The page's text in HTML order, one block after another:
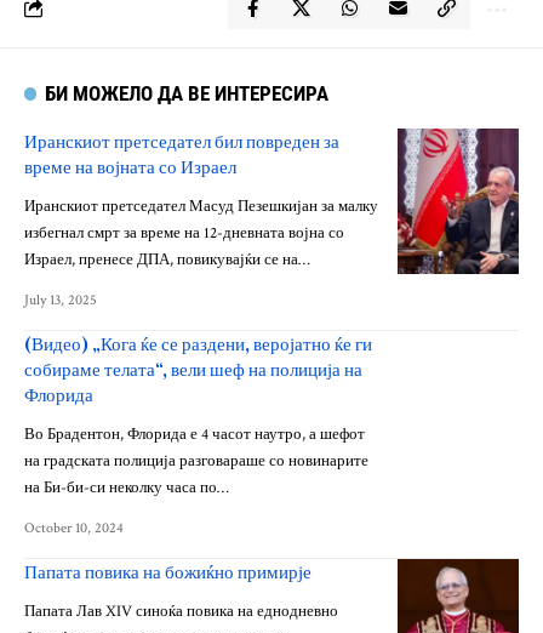
БИ МОЖЕЛО ДА ВЕ ИНТЕРЕСИРА
Иранскиот претседател бил повреден за
време на војната со Израел
Иранскиот претседател Масуд Пезешкијан за малку
избегнал смрт за време на 12-дневната војна со
Израел, пренесе ДПА, повикувајќи се на…
July 13, 2025
(Видео) „Кога ќе се раздени, веројатно ќе ги
собираме телата“, вели шеф на полиција на
Флорида
Во Брадентон, Флорида е 4 часот наутро, а шефот
на градската полиција разговараше со новинарите
на Би-би-си неколку часа по…
October 10, 2024
Папата повика на божиќно примирје
Папата Лав XIV синоќа повика на еднодневно